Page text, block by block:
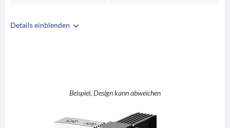
Details einblenden
+ +1 (Kreuz mitBeispiel, Design kann abweichen